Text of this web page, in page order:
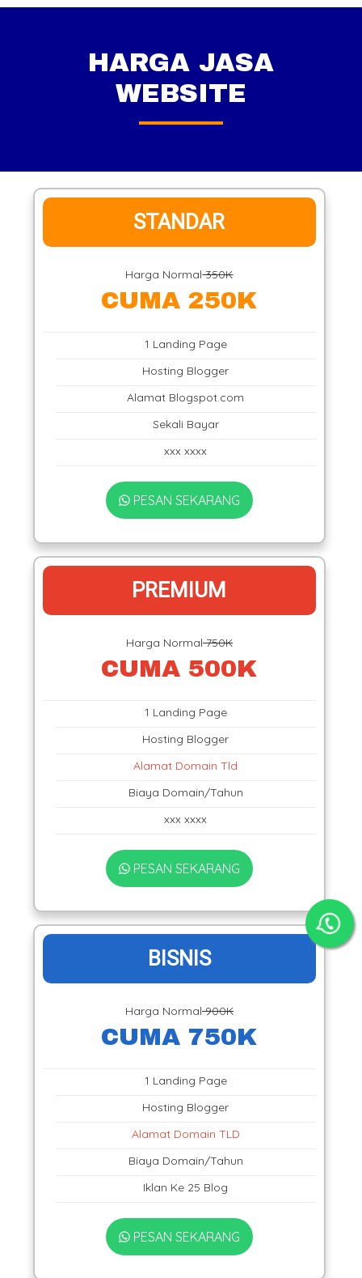
HARGA JASA
WEBSITE
STANDAR
Harga Normal350K
CUMA 250K
1 Landing Page
Hosting Blogger
Alamat Blogspot.com
Sekali Bayar
xxx xxxx
PESAN SEKARANG
PREMIUM
Harga Normal750K
CUMA 500K
1 Landing Page
Hosting Blogger
Alamat Domain Tld
Biaya Domain/Tahun
xxx xxxx
PESAN SEKARANG
BISNIS
Harga Normal900K
CUMA 750K
1 Landing Page
Hosting Blogger
Alamat Domain TLD
Biaya Domain/Tahun
Iklan Ke 25 Blog
PESAN SEKARANG